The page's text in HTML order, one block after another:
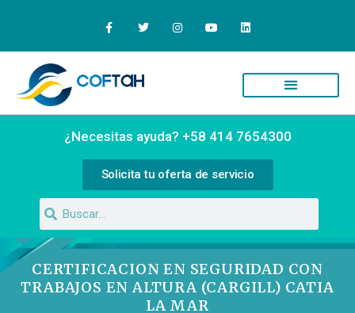
¿Necesitas ayuda? +58 414 7654300
Solicita tu oferta de servicio
CERTIFICACION EN SEGURIDAD CON
TRABAJOS EN ALTURA (CARGILL) CATIA
LA MAR